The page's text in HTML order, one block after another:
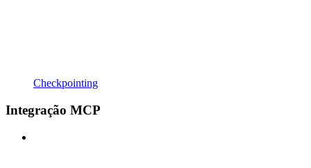
Checkpointing
Integração MCP